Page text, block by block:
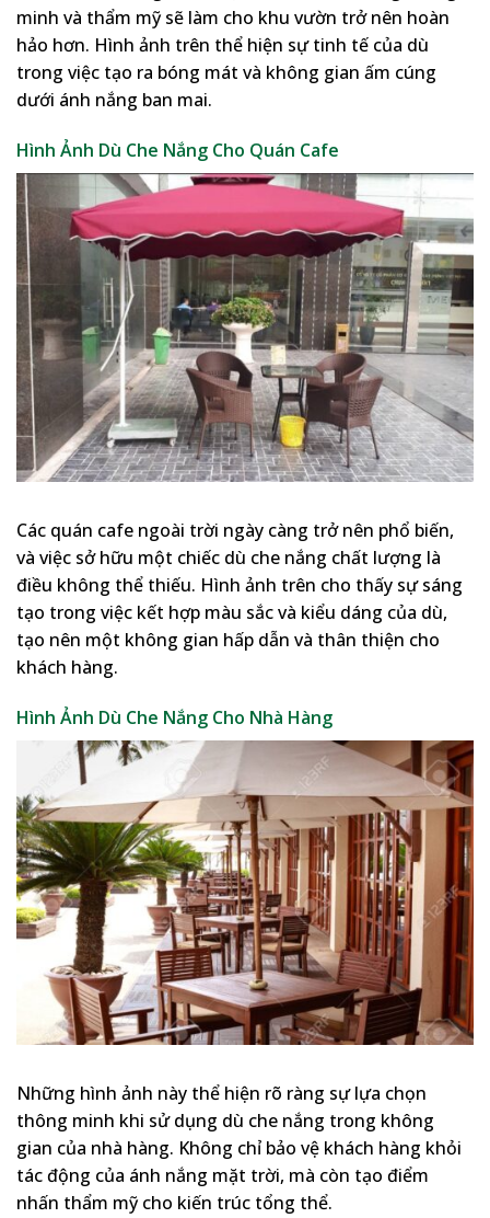
minh và thẩm mỹ sẽ làm cho khu vườn trở nên hoàn
hảo hơn. Hình ảnh trên thể hiện sự tinh tế của dù
trong việc tạo ra bóng mát và không gian ấm cúng
dưới ánh nắng ban mai.
Hình Ảnh Dù Che Nắng Cho Quán Cafe
Các quán cafe ngoài trời ngày càng trở nên phổ biến,
và việc sở hữu một chiếc dù che nắng chất lượng là
điều không thể thiếu. Hình ảnh trên cho thấy sự sáng
tạo trong việc kết hợp màu sắc và kiểu dáng của dù,
tạo nên một không gian hấp dẫn và thân thiện cho
khách hàng.
Hình Ảnh Dù Che Nắng Cho Nhà Hàng
Những hình ảnh này thể hiện rõ ràng sự lựa chọn
thông minh khi sử dụng dù che nắng trong không
gian của nhà hàng. Không chỉ bảo vệ khách hàng khỏi
tác động của ánh nắng mặt trời, mà còn tạo điểm
nhấn thẩm mỹ cho kiến trúc tổng thể.